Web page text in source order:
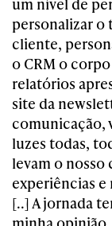
personalizar
cliente,
o CRM o
relatórios
site da
comunicação,
luzes todas,
levam o nosso
experiências
[..] A jornada